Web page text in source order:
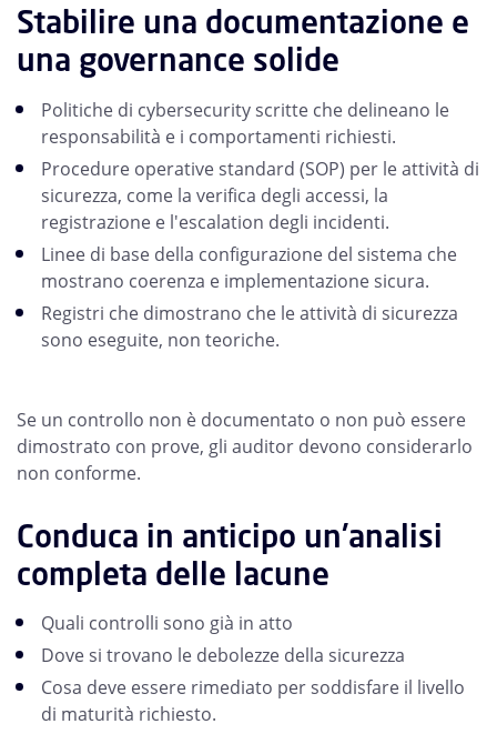
Stabilire una documentazione e
una governance solide
Politiche di cybersecurity scritte che delineano le
responsabilità e i comportamenti richiesti.
Procedure operative standard (SOP) per le attività di
sicurezza, come la verifica degli accessi, la
registrazione e l'escalation degli incidenti.
Linee di base della configurazione del sistema che
mostrano coerenza e implementazione sicura.
Registri che dimostrano che le attività di sicurezza
sono eseguite, non teoriche.
Se un controllo non è documentato o non può essere
dimostrato con prove, gli auditor devono considerarlo
non conforme.
Conduca in anticipo un'analisi
completa delle lacune
Quali controlli sono già in atto
Dove si trovano le debolezze della sicurezza
Cosa deve essere rimediato per soddisfare il livello
di maturità richiesto.